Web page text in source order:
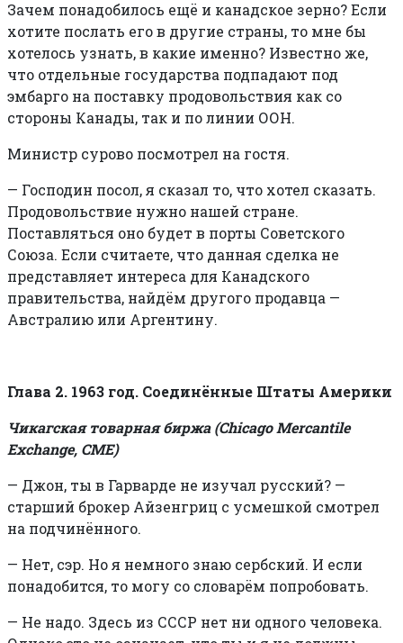
Зачем понадобилось ещё и канадское зерно? Если
хотите послать его в другие страны, то мне бы
хотелось узнать, в какие именно? Известно же,
что отдельные государства подпадают под
эмбарго на поставку продовольствия как со
стороны Канады, так и по линии ООН.
Министр сурово посмотрел на гостя.
— Господин посол, я сказал то, что хотел сказать.
Продовольствие нужно нашей стране.
Поставляться оно будет в порты Советского
Союза. Если считаете, что данная сделка не
представляет интереса для Канадского
правительства, найдём другого продавца —
Австралию или Аргентину.
Глава 2. 1963 год. Соединённые Штаты Америки
Чикагская товарная биржа (Chicago Mercantile
Exchange, CME)
— Джон, ты в Гарварде не изучал русский? —
старший брокер Айзенгриц с усмешкой смотрел
на подчинённого.
— Нет, сэр. Но я немного знаю сербский. И если
понадобится, то могу со словарём попробовать.
— Не надо. Здесь из СССР нет ни одного человека.